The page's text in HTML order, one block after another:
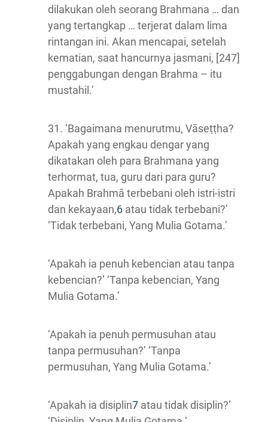
dilakukan oleh seorang Brahmana … dan
yang tertangkap … terjerat dalam lima
rintangan ini. Akan mencapai, setelah
kematian, saat hancurnya jasmani, [247]
penggabungan dengan Brahma – itu
mustahil.’
31. ‘Bagaimana menurutmu, Vāseṭṭha?
Apakah yang engkau dengar yang
dikatakan oleh para Brahmana yang
terhormat, tua, guru dari para guru?
Apakah Brahmā terbebani oleh istri-istri
dan kekayaan,6 atau tidak terbebani?’
‘Tidak terbebani, Yang Mulia Gotama.’
‘Apakah ia penuh kebencian atau tanpa
kebencian?’ ‘Tanpa kebencian, Yang
Mulia Gotama.’
‘Apakah ia penuh permusuhan atau
tanpa permusuhan?’ ‘Tanpa
permusuhan, Yang Mulia Gotama.’
‘Apakah ia disiplin7 atau tidak disiplin?’